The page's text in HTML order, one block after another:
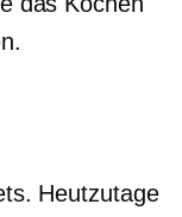
Heutzutage